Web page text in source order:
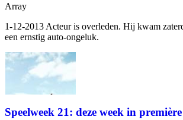
Array
1-12-2013 Acteuris overleden. Hij kwam
een ernstig auto-ongeluk.
Speelweek 21: deze week in première